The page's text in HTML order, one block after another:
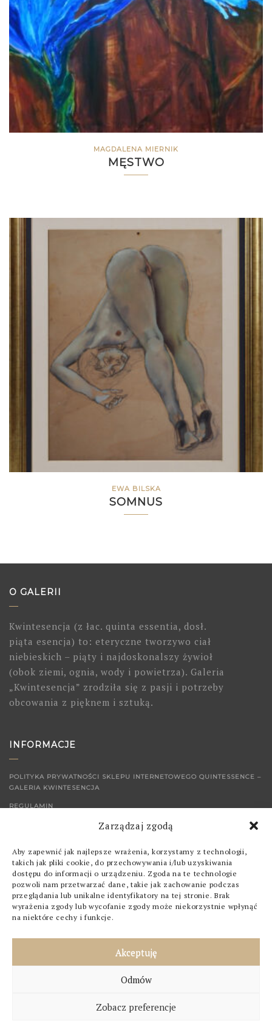
Zarządzaj zgodą
Aby zapewnić jak najlepsze wrażenia, korzystamy z technologii,
takich jak pliki cookie, do przechowywania i/lub uzyskiwania
dostępu do informacji o urządzeniu. Zgoda na te technologie
pozwoli nam przetwarzać dane, takie jak zachowanie podczas
przeglądania lub unikalne identyfikatory na tej stronie. Brak
wyrażenia zgody lub wycofanie zgody może niekorzystnie wpłynąć
na niektóre cechy i funkcje.
Akceptuję
Odmów
Zobacz preferencje
MAGDALENA MIERNIK
MĘSTWO
EWA BILSKA
SOMNUS
O GALERII
Kwintesencja (z łac. quinta essentia, dosł.
piąta esencja) to: eteryczne tworzywo ciał
niebieskich – piąty i najdoskonalszy żywioł
(obok ziemi, ognia, wody i powietrza). Galeria
„Kwintesencja” zrodziła się z pasji i potrzeby
obcowania z pięknem i sztuką.
INFORMACJE
POLITYKA PRYWATNOŚCI SKLEPU INTERNETOWEGO QUINTESSENCE –
GALERIA KWINTESENCJA
REGULAMIN
SKLEP
OBRAZY
GRAFIKI